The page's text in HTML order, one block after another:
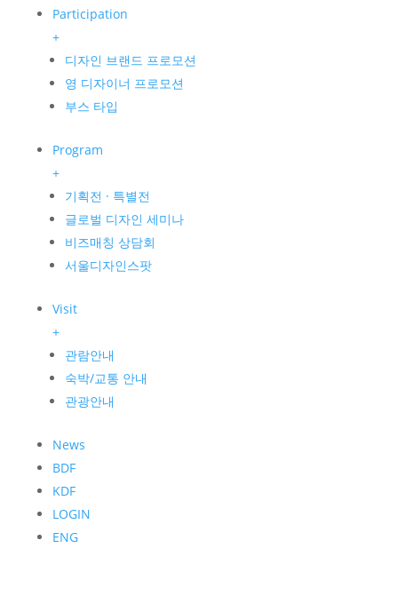
Participation
+
디자인 브랜드 프로모션
영 디자이너 프로모션
부스 타입
Program
+
기획전 · 특별전
글로벌 디자인 세미나
비즈매칭 상담회
서울디자인스팟
Visit
+
관람안내
숙박/교통 안내
관광안내
News
BDF
KDF
LOGIN
ENG